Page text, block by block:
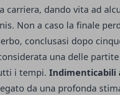
carriera, dando vita ad
Non a caso la finale
conclusasi dopo
una delle
i tempi. Indimenticabili
da una profonda